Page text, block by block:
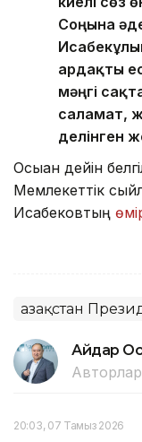
Соңына
ардақты
мәңгі
саламат,
делінген
Осыған дейін
Мемлекеттік
Исабековтың
Қазақстан
Айдар
Авторлар
20:03, 07 Тамыз 2026